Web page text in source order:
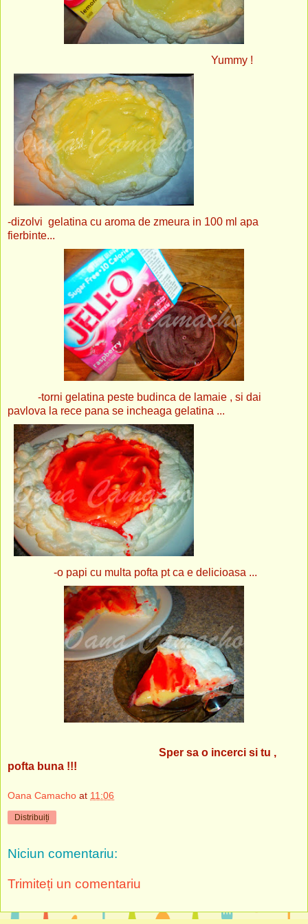
Yummy !
-dizolvi gelatina cu aroma de zmeura in 100 ml apa
fierbinte...
-torni gelatina peste budinca de lamaie , si dai
pavlova la rece pana se incheaga gelatina ...
-o papi cu multa pofta pt ca e delicioasa ...
Sper sa o incerci si tu ,
pofta buna !!!
Oana Camacho at 11:06
Distribuiți
Niciun comentariu:
Trimiteți un comentariu